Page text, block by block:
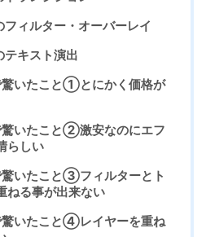
ィルター・オーバーレイ
キスト演出
驚いたこと①とにかく価格が
いたこと②激安なのにエフ
らしい
いたこと③フィルターとト
ねる事が出来ない
いたこと④レイヤーを重ね